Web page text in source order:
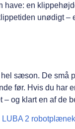
en
unødigt –
sæson. De små
før. Hvis du har
og klart en af de
LUBA 2